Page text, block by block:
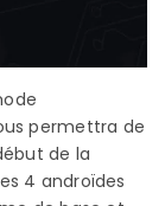
permettra de
de la
4 androïdes